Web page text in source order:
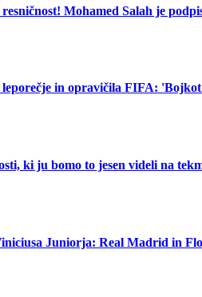
Mohamed Salah je
leporečje in opravičila FIFA:
ki ju bomo to jesen videli na
Juniorja: Real Madrid in